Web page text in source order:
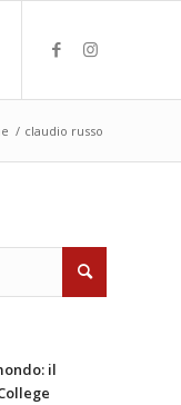
/ claudio russo
il